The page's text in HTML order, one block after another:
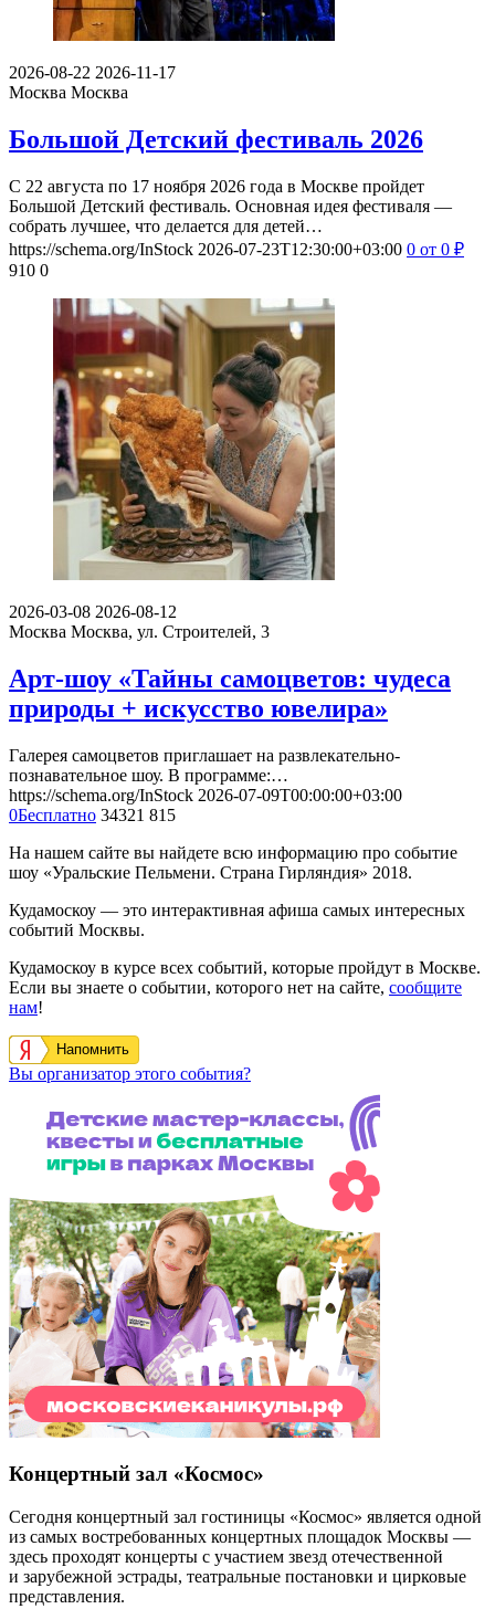
2026-08-22 2026-11-17
Москва Москва
Большой Детский фестиваль 2026
С 22 августа по 17 ноября 2026 года в Москве пройдет
Большой Детский фестиваль. Основная идея фестиваля —
собрать лучшее, что делается для детей…
https://schema.org/InStock 2026-07-23T12:30:00+03:00 0 от 0 ₽
910 0
2026-03-08 2026-08-12
Москва Москва, ул. Строителей, 3
Арт-шоу «Тайны самоцветов: чудеса
природы + искусство ювелира»
Галерея самоцветов приглашает на развлекательно-
познавательное шоу. В программе:…
https://schema.org/InStock 2026-07-09T00:00:00+03:00
0Бесплатно 34321 815
На нашем сайте вы найдете всю информацию про событие
шоу «Уральские Пельмени. Страна Гирляндия» 2018.
Кудамоскоу — это интерактивная афиша самых интересных
событий Москвы.
Кудамоскоу в курсе всех событий, которые пройдут в Москве.
Если вы знаете о событии, которого нет на сайте, сообщите
нам!
Напомнить
Вы организатор этого события?
Концертный зал «Космос»
Сегодня концертный зал гостиницы «Космос» является одной
из самых востребованных концертных площадок Москвы —
здесь проходят концерты с участием звезд отечественной
и зарубежной эстрады, театральные постановки и цирковые
представления.